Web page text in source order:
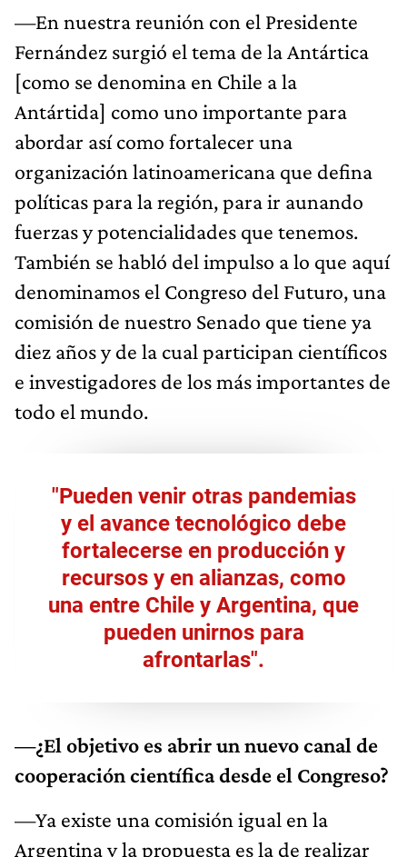
—En nuestra reunión con el Presidente
Fernández surgió el tema de la Antártica
[como se denomina en Chile a la
Antártida] como uno importante para
abordar así como fortalecer una
organización latinoamericana que defina
políticas para la región, para ir aunando
fuerzas y potencialidades que tenemos.
También se habló del impulso a lo que aquí
denominamos el Congreso del Futuro, una
comisión de nuestro Senado que tiene ya
diez años y de la cual participan científicos
e investigadores de los más importantes de
todo el mundo.
"Pueden venir otras pandemias
y el avance tecnológico debe
fortalecerse en producción y
recursos y en alianzas, como
una entre Chile y Argentina, que
pueden unirnos para
afrontarlas".
—¿El objetivo es abrir un nuevo canal de
cooperación científica desde el Congreso?
—Ya existe una comisión igual en la
Argentina y la propuesta es la de realizar